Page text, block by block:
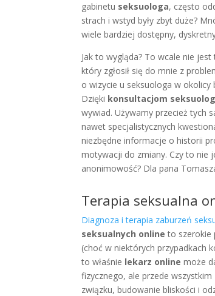
gabinetu seksuologa, często
strach i wstyd były zbyt duże?
wiele bardziej dostępny,
Jak to wygląda? To wcale nie
który zgłosił się do mnie z
o wizycie u seksuologa w
Dzięki konsultacjom
wywiad. Używamy przecież tych
nawet specjalistycznych
niezbędne informacje o historii
motywacji do zmiany. Czy to nie
anonimowość? Dla pana
Terapia seksualna
Diagnoza i terapia zaburzeń
seksualnych online to szerokie
(choć w niektórych przypadkach
to właśnie lekarz online może
fizycznego, ale przede
związku, budowanie bliskości i